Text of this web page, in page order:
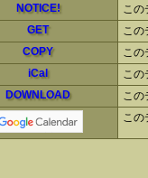
NOTICE!
この
GET
この
COPY
この
iCal
この
DOWNLOAD
この
この